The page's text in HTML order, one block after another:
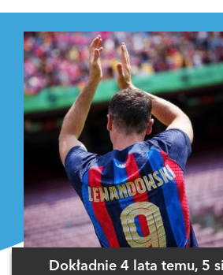
Dokładnie 4 lata temu, 5